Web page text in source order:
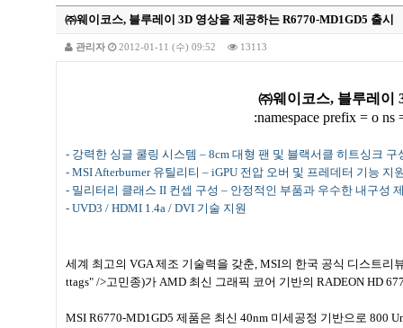
㈜웨이코스, 블루레이 3D 영상을 제공하는 R6770-MD1GD5 출시
관리자 2012-01-11 (수) 09:52 13113
㈜웨이코스, 블루레이
:namespace prefix = o
- 강력한 싱글 쿨링 시스템 – 8cm 대형 팬 및 블랙서클 히트싱크 구
- MSI Afterburner 유틸리티 – iGPU 전압 오버 및 프레데터 기능 지
- 밀리터리 클래스 II 컨셉 구성 – 안정적인 부품과 우수한 내구성
- UVD3 / HDMI 1.4a / DVI 기술 지원
세계 최고의 VGA제조 기술력을 갖춘, MSI의 한국 공식 디스트리
ttags" />고민종)가 AMD 최신 그래픽 코어 기반의 RADEON HD
MSI R6770-MD1GD5 제품은 최신 40nm 미세공정 기반으로 800